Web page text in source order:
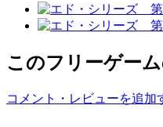
このフリーゲー
コメント・レビューを追加